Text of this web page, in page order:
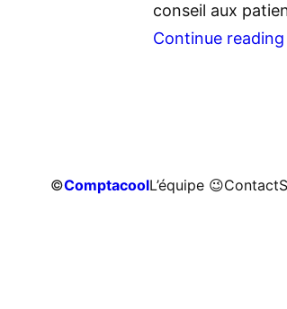
conseil aux
Continue reading
©ComptacoolL’équipe 😉Contact